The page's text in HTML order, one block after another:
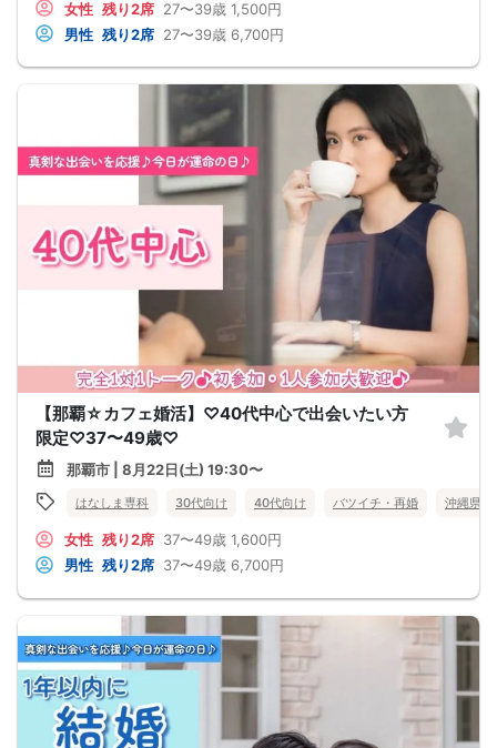
女性 残り2席 27〜39歳 1,500円
男性 残り2席 27〜39歳 6,700円
【那覇☆カフェ婚活】♡40代中心で出会いたい方
限定♡37〜49歳♡
那覇市 | 8月22日(土) 19:30〜
はなしま専科 30代向け 40代向け バツイチ・再婚 沖縄県
女性 残り2席 37〜49歳 1,600円
男性 残り2席 37〜49歳 6,700円